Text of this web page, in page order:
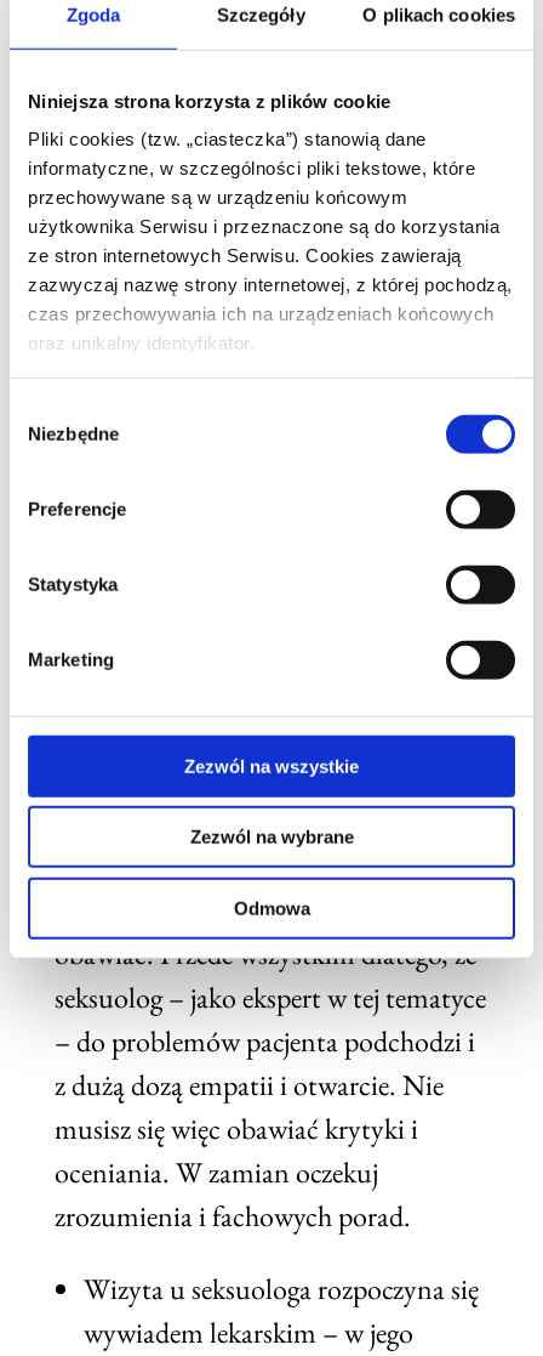
Zgoda Szczegóły O plikach cookies
Niniejsza strona korzysta z plików cookie
Pliki cookies (tzw. „ciasteczka”) stanowią dane
informatyczne, w szczególności pliki tekstowe, które
przechowywane są w urządzeniu końcowym
użytkownika Serwisu i przeznaczone są do korzystania
ze stron internetowych Serwisu. Cookies zawierają
zazwyczaj nazwę strony internetowej, z której pochodzą,
czas przechowywania ich na urządzeniach końcowych
oraz unikalny identyfikator.
zgody
Niezbędne
Preferencje
Statystyka
Marketing
Zezwól na wszystkie
Zezwól na wybrane
Odmowa
intymnej.
Seksuolog: jak
wygląda wizyta u
tego specjalisty?
(Przeczytaj
także:Pierwsza
wizyta u
seksuologa
Konsultacja seksuologiczna może
budzić u pacjentów obawy. W końcu
sfera erotyczna jest najbardziej
intymnym obszarem naszego życia. A
skoro tak, rozmowa na tematy z nią
związane może być sporym
wyzwaniem. Nie należy się jej jednak
obawiać. Przede wszystkim dlatego, że
seksuolog – jako ekspert w tej tematyce
– do problemów pacjenta podchodzi i
z dużą dozą empatii i otwarcie. Nie
musisz się więc obawiać krytyki i
oceniania. W zamian oczekuj
zrozumienia i fachowych porad.
Wizyta u seksuologa rozpoczyna się
wywiadem lekarskim – w jego